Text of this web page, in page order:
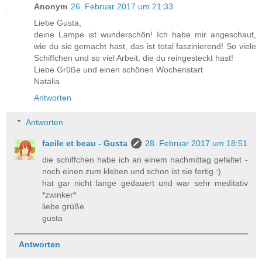
Anonym 26. Februar 2017 um 21:33
Liebe Gusta,
deine Lampe ist wunderschön! Ich habe mir angeschaut,
wie du sie gemacht hast, das ist total faszinierend! So viele
Schiffchen und so viel Arbeit, die du reingesteckt hast!
Liebe Grüße und einen schönen Wochenstart
Natalia
Antworten
Antworten
facile et beau - Gusta
28. Februar 2017 um 18:51
die schiffchen habe ich an einem nachmittag gefaltet -
noch einen zum kleben und schon ist sie fertig :)
hat gar nicht lange gedauert und war sehr meditativ
*zwinker*
liebe grüße
gusta
Antworten